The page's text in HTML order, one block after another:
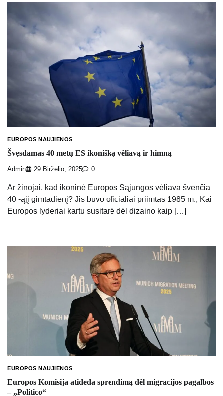
EUROPOS NAUJIENOS
Švęsdamas 40 metų ES ikonišką vėliavą ir himną
Admin 29 Birželio, 2025 0
Ar žinojai, kad ikoninė Europos Sąjungos vėliava švenčia
40 -ąjį gimtadienį? Jis buvo oficialiai priimtas 1985 m., Kai
Europos lyderiai kartu susitarė dėl dizaino kaip […]
EUROPOS NAUJIENOS
Europos Komisija atideda sprendimą dėl migracijos pagalbos
– „Politico“